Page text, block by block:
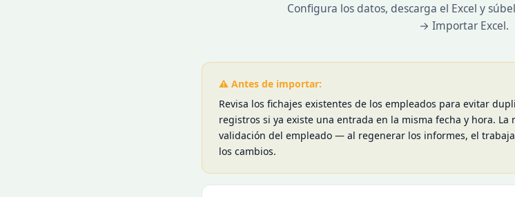
Configura los datos, descarga el Excel y
→ Importar Excel.
⚠ Antes de importar:
Revisa los fichajes existentes de los empleados para evitar
registros si ya existe una entrada en la misma fecha y hora.
validación del empleado — al regenerar los informes, el
los cambios.